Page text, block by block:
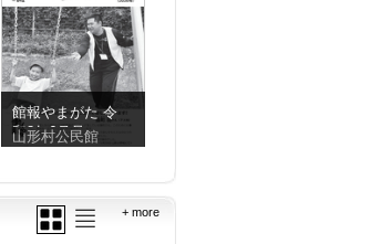
館報やまがた 令
和8年6月号
山形村公民館
+ more